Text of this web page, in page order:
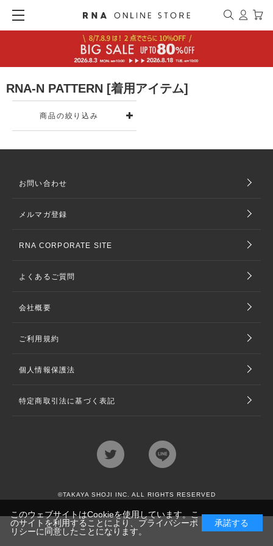
RNA-N PATTERN [着用アイテム]
商品の絞り込み
お問い合わせ
メルマガ登録
RNA CORPORATE SITE
よくあるご質問
会社概要
ご利用規約
個人情報保護法
特定商取引法に基づく表記
©TAKAYA SHOJI INC. ALL RIGHTS RESERVED
このウェブサイトはCookieを使用しています。こ
のサイトを利用することにより、 プライバシーポ
リシーに同意したことになります。
承諾する